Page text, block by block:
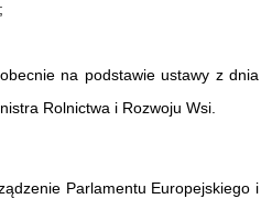
;
na podstawie ustawy z dnia
Rolnictwa i Rozwoju Wsi.
Parlamentu Europejskiego i